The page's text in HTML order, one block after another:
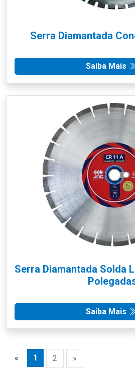
Serra Diamantada
Saiba Mais
Serra Diamantada Solda
Saiba Mais
« 1 2 »